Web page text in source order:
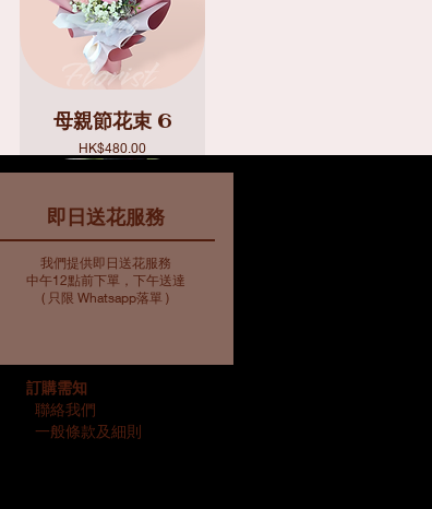
母親節花束 6
價格
HK$480.00
藍色主調花束11
價格
HK$907.00
藍色主調花束6
價格
HK$773.00
即日送花服務
我們提供即日送花服務
中午12點前下單，下午送達
( 只限 Whatsapp落單 )
訂購需知
聯絡我們
一般條款及細則